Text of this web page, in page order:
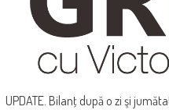
UPDATE. Bilanţ după o zi şi